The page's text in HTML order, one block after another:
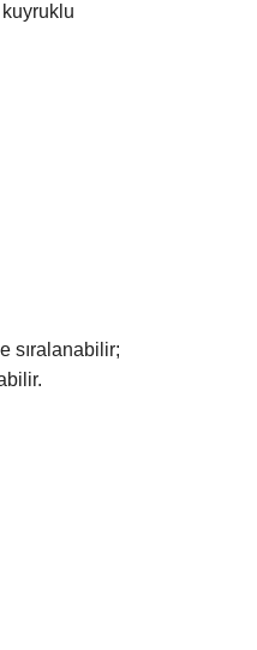
sıralanabilir;